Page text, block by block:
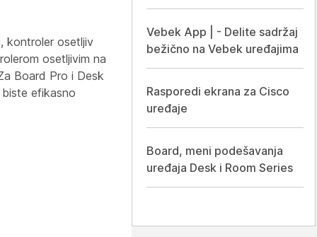
kontroler osetljiv
osetljivim na
Board Pro i Desk
efikasno
Vebek App | - Delite sadržaj
bežično na Vebek uređajima
Rasporedi ekrana za Cisco
uređaje
Board, meni podešavanja
uređaja Desk i Room Series